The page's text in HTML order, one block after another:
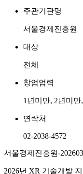
주관기관명
서울경제진흥원
대상
전체
창업업력
1년미만, 2년미
연락처
02-2038-4572
서울경제진흥원-
2026년 XR 기술개발